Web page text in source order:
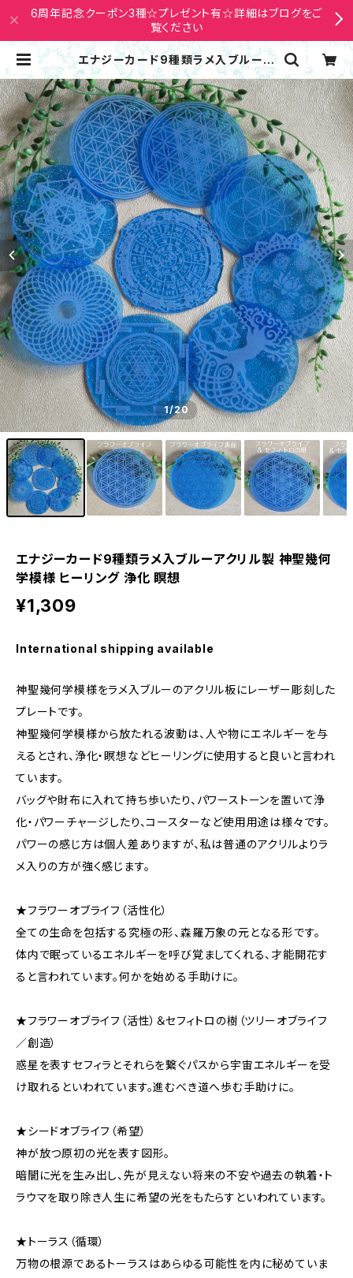
6周年記念クーポン3種☆プレゼント有☆詳細はブログをご
覧ください
エナジーカード9種類ラメ入ブルーア
クリル製 神聖幾何学模様 ヒーリング
浄化 瞑想 | Nana Avarock
1/20
エナジーカード9種類ラメ入ブルーアクリル製 神聖幾何
学模様 ヒーリング 浄化 瞑想
¥1,309
International shipping available
神聖幾何学模様をラメ入ブルーのアクリル板にレーザー彫刻した
プレートです。
神聖幾何学模様から放たれる波動は、人や物にエネルギーを与
えるとされ、浄化・瞑想などヒーリングに使用すると良いと言われ
ています。
バッグや財布に入れて持ち歩いたり、パワーストーンを置いて浄
化・パワーチャージしたり、コースターなど使用用途は様々です。
パワーの感じ方は個人差ありますが、私は普通のアクリルよりラ
メ入りの方が強く感じます。
★フラワーオブライフ（活性化）
全ての生命を包括する究極の形、森羅万象の元となる形です。
体内で眠っているエネルギーを呼び覚ましてくれる、才能開花す
ると言われています。何かを始める手助けに。
★フラワーオブライフ（活性）＆セフィトロの樹（ツリーオブライフ
／創造）
惑星を表すセフィラとそれらを繋ぐパスから宇宙エネルギーを受
け取れるといわれています。進むべき道へ歩む手助けに。
★シードオブライフ（希望）
神が放つ原初の光を表す図形。
暗闇に光を生み出し、先が見えない将来の不安や過去の執着・ト
ラウマを取り除き人生に希望の光をもたらすといわれています。
★トーラス（循環）
万物の根源であるトーラスはあらゆる可能性を内に秘めていま